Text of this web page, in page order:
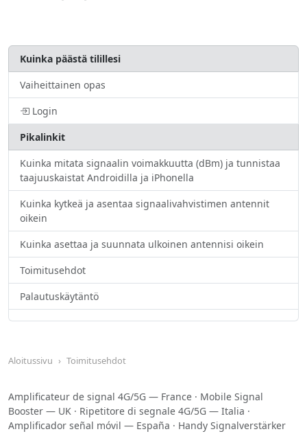
Kuinka päästä tilillesi
Vaiheittainen opas
Login
Pikalinkit
Kuinka mitata signaalin voimakkuutta (dBm) ja tunnistaa
taajuuskaistat Androidilla ja iPhonella
Kuinka kytkeä ja asentaa signaalivahvistimen antennit
oikein
Kuinka asettaa ja suunnata ulkoinen antennisi oikein
Toimitusehdot
Palautuskäytäntö
Aloitussivu Toimitusehdot
Amplificateur de signal 4G/5G — France · Mobile Signal
Booster — UK · Ripetitore di segnale 4G/5G — Italia ·
Amplificador señal móvil — España · Handy Signalverstärker